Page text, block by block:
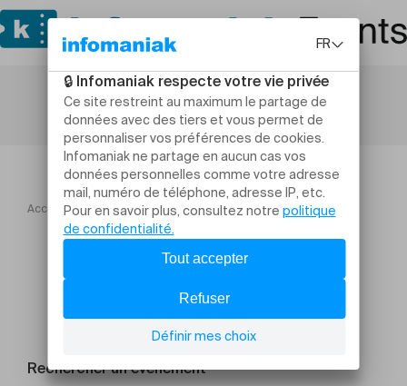
Accueil Journée Ferrant et Ciccone
Rechercher un évènement